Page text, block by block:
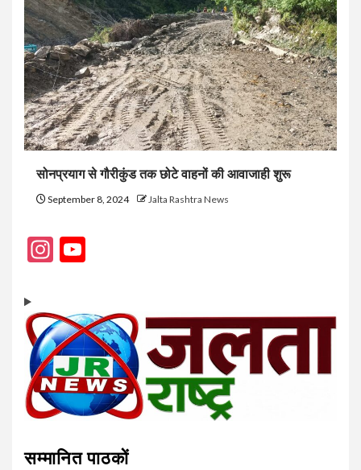
सोनप्रयाग से गौरीकुंड तक छोटे वाहनों की आवाजाही शुरू
September 8, 2024 Jalta Rashtra News
Instagram
सम्मानित पाठकों